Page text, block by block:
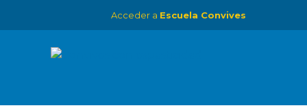
Acceder a Escuela Convives